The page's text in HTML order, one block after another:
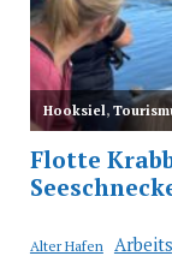
Alter Hafen